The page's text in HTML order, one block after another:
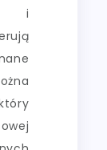
i